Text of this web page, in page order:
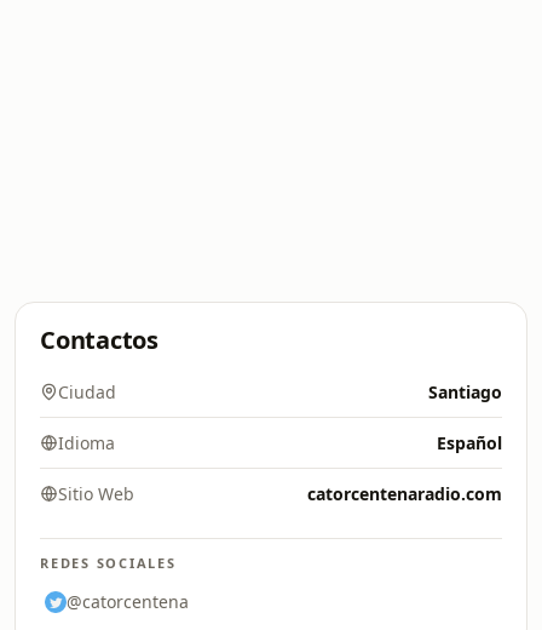
Contactos
Ciudad Santiago
Idioma Español
Sitio Web catorcentenaradio.com
REDES SOCIALES
@catorcentena